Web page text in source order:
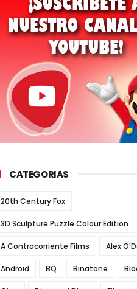
CATEGORIAS
20th Century Fox
3D Sculpture Puzzle Colour Edition
A Contracorriente Films Alex
Android BQ Binatone